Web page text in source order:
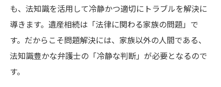
も、法知識を活用して冷静かつ適切にトラブルを解決に
導きます。遺産相続は「法律に関わる家族の問題」で
す。だからこそ問題解決には、家族以外の人間である、
法知識豊かな弁護士の「冷静な判断」が必要となるので
す。